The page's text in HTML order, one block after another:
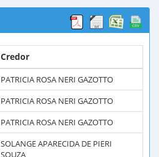
Credor
PATRICIA ROSA NERI GAZOTTO
PATRICIA ROSA NERI GAZOTTO
PATRICIA ROSA NERI GAZOTTO
SOLANGE APARECIDA DE PIERI
SOUZA